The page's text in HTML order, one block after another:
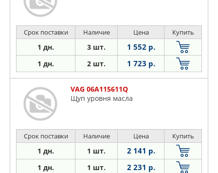
Срок поставки Наличие Цена Купить
1 дн. 3 шт. 1 552 р.
1 дн. 2 шт. 1 723 р.
VAG 06A115611Q
Щуп уровня масла
Срок поставки Наличие Цена Купить
1 дн. 1 шт. 2 141 р.
1 дн. 1 шт. 2 231 р.